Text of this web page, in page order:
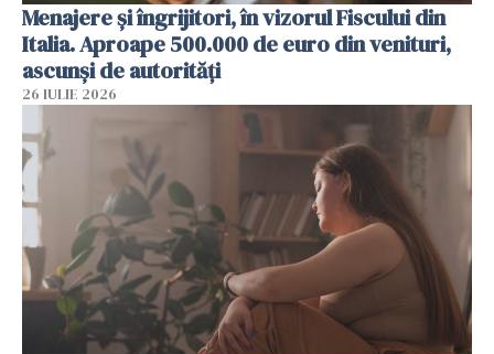
Menajere și îngrijitori, în vizorul Fiscului din
Italia. Aproape 500.000 de euro din venituri,
ascunși de autorități
26 IULIE 2026